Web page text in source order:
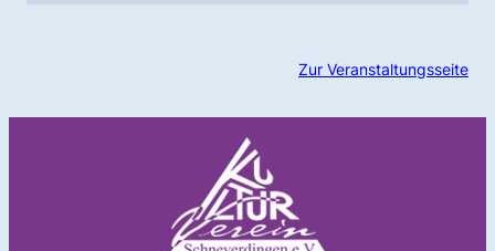
Zur Veranstaltungsseite